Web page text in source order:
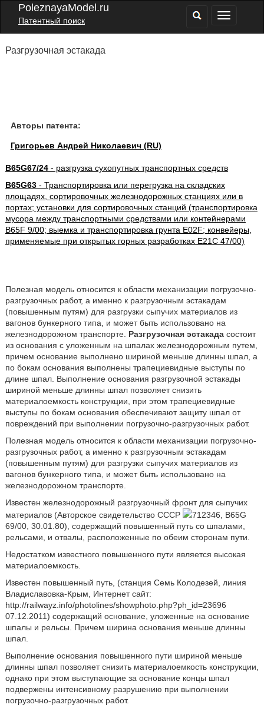
PoleznayaModel.ru
Патентный поиск
Разгрузочная эстакада
Авторы патента:
Григорьев Андрей Николаевич (RU)
B65G67/24- разгрузка сухопутных транспортных средств
B65G63- Транспортировка или перегрузка на складских
площадях, сортировочных железнодорожных станциях или в
портах; установки для сортировочных станций (транспортировка
мусора между транспортными средствами или контейнерами
B65F 9/00; выемка и транспортировка грунта E02F; конвейеры,
применяемые при открытых горных разработках E21C 47/00)
Полезная модель относится к области механизации погрузочно-
разгрузочных работ, а именно к разгрузочным эстакадам
(повышенным путям) для разгрузки сыпучих материалов из
вагонов бункерного типа, и может быть использовано на
железнодорожном транспорте. Разгрузочная эстакадасостоит
из основания с уложенным на шпалах железнодорожным путем,
причем основание выполнено шириной меньше длинны шпал, а
по бокам основания выполнены трапециевидные выступы по
длине шпал. Выполнение основания разгрузочной эстакады
шириной меньше длинны шпал позволяет снизить
материалоемкость конструкции, при этом трапециевидные
выступы по бокам основания обеспечивают защиту шпал от
повреждений при выполнении погрузочно-разгрузочных работ.
Полезная модель относится к области механизации погрузочно-
разгрузочных работ, а именно к разгрузочным эстакадам
(повышенным путям) для разгрузки сыпучих материалов из
вагонов бункерного типа, и может быть использовано на
железнодорожном транспорте.
Известен железнодорожный разгрузочный фронт для сыпучих
материалов (Авторское свидетельство СССР
712346, B65G
69/00, 30.01.80), содержащий повышенный путь со шпалами,
рельсами, и отвалы, расположенные по обеим сторонам пути.
Недостатком известного повышенного пути является высокая
материалоемкость.
Известен повышенный путь, (станция Семь Колодезей, линия
Владиславовка-Крым, Интернет сайт:
http://railwayz.info/photolines/showphoto.php?ph_id=23696
07.12.2011) содержащий основание, уложенные на основание
шпалы и рельсы. Причем ширина основания меньше длинны
шпал.
Выполнение основания повышенного пути шириной меньше
длинны шпал позволяет снизить материалоемкость конструкции,
однако при этом выступающие за основание концы шпал
подвержены интенсивному разрушению при выполнении
погрузочно-разгрузочных работ.